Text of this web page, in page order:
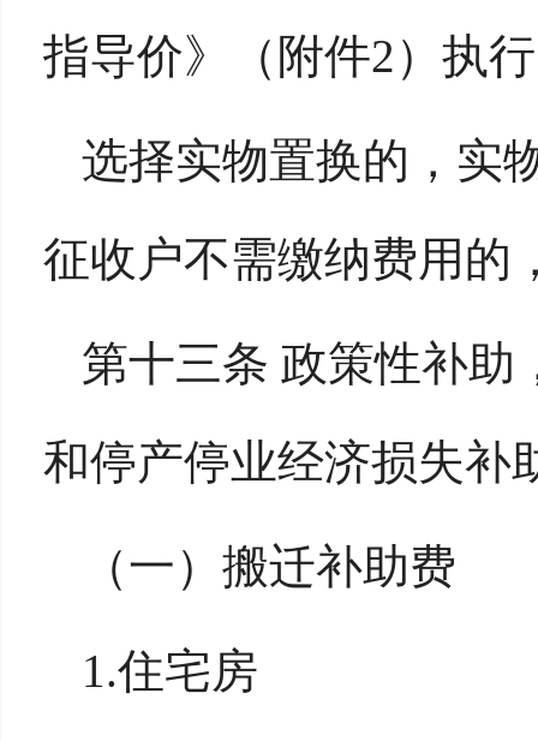
指导价》（附件2）执
选择实物置换的，实
征收户不需缴纳费用的
第十三条 政策性补助
和停产停业经济损失补
（一）搬迁补助费
1.住宅房